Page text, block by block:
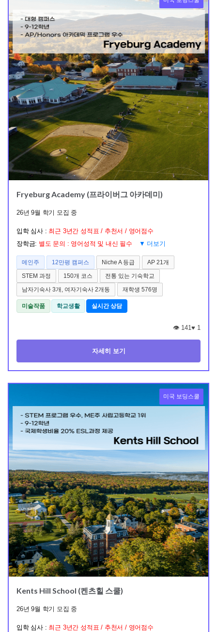
Fryeburg Academy (프라이버그 아카데미)
26년 9월 학기 모집 중
입학 심사 : 최근 3년간 성적표 / 추천서 / 영어점수
장학금: 별도 문의 : 영어성적 및 내신 필수 ▼ 더보기
메인주 12만평 캠퍼스 Niche A 등급
AP 21개
STEM 과정
150개 코스
전통 있는 기숙학교
남자기숙사 3개, 여자기숙사 2개동
재학생 576명
미술작품 학교생활 실시간 상담
👁️ 141♥ 1
자세히 보기
미국 보딩스쿨
Kents Hill School (켄츠힐 스쿨)
26년 9월 학기 모집 중
입학 심사 : 최근 3년간 성적표 / 추천서 / 영어점수